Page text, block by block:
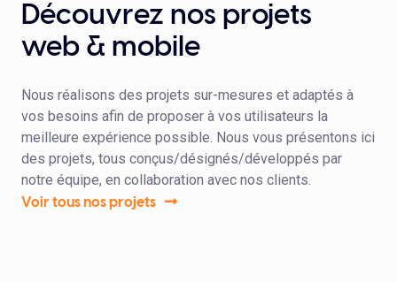
Découvrez nos projets
web & mobile
Nous réalisons des projets sur-mesures et adaptés à
vos besoins afin de proposer à vos utilisateurs la
meilleure expérience possible. Nous vous présentons ici
des projets, tous conçus/désignés/développés par
notre équipe, en collaboration avec nos clients.
Voir tous nos projets